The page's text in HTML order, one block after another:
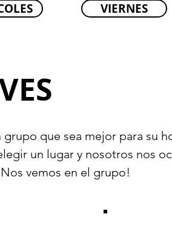
VIERNES
que sea mejor para su
un lugar y nosotros nos
vemos en el grupo!